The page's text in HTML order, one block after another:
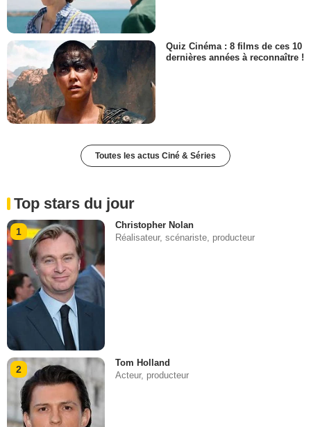
Quiz Cinéma : 8 films de ces 10
dernières années à reconnaître !
Toutes les actus Ciné & Séries
Top stars du jour
1
Christopher Nolan
Réalisateur, scénariste, producteur
2
Tom Holland
Acteur, producteur